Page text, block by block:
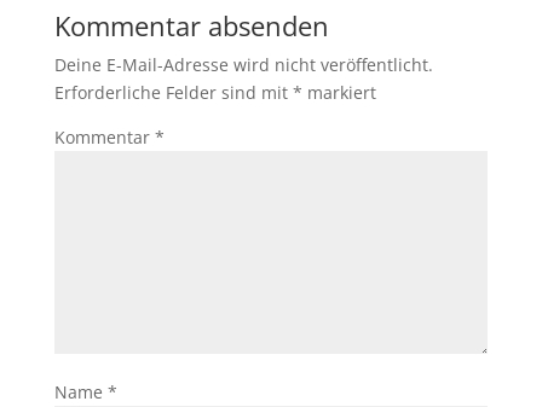
Kommentar absenden
Deine E-Mail-Adresse wird nicht veröffentlicht.
Erforderliche Felder sind mit * markiert
Kommentar *
Name *